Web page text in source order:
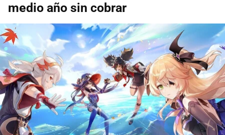
medio año sin cobrar